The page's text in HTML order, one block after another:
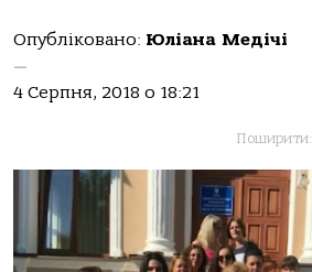
Опубліковано: Юліана Медічі
—
4 Серпня, 2018 о 18:21
Поширити: